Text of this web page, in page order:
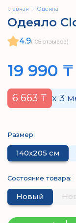
Главная Одеяла
Одеяло
4.9(105 отзывов)
19 990 ₸
6 663 ₸ x 3
Размер:
140х205 см
Состояние товара:
Новый